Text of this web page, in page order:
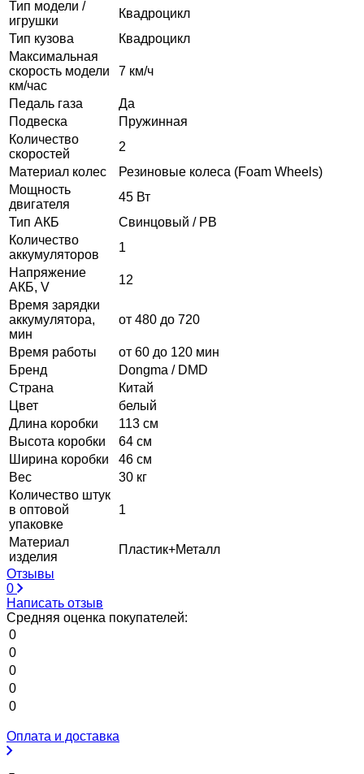
Тип модели /
игрушки
Квадроцикл
Тип кузова
Квадроцикл
Максимальная
скорость модели
км/час
7 км/ч
Педаль газа
Да
Подвеска
Пружинная
Количество
скоростей
2
Материал колес
Резиновые колеса (Foam Wheels)
Мощность
двигателя
45 Вт
Тип АКБ
Свинцовый / PB
Количество
аккумуляторов
1
Напряжение
АКБ, V
12
Время зарядки
аккумулятора,
мин
от 480 до 720
Время работы
от 60 до 120 мин
Бренд
Dongma / DMD
Страна
Китай
Цвет
белый
Длина коробки
113 см
Высота коробки
64 см
Ширина коробки
46 см
Вес
30 кг
Количество штук
в оптовой
упаковке
1
Материал
изделия
Пластик+Металл
Отзывы
0
Написать отзыв
Средняя оценка покупателей:
0
0
0
0
0
Оплата и доставка